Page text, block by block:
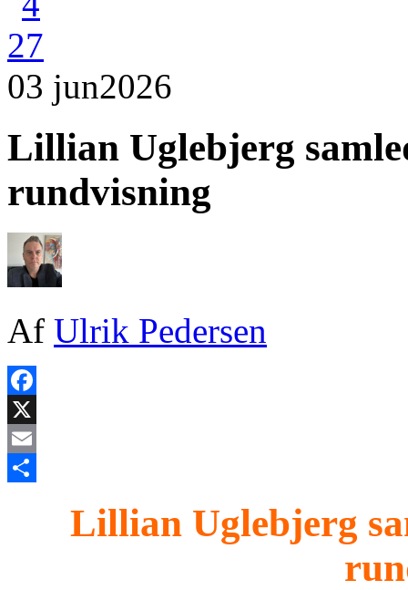
03 jun2026
Lillian Uglebjerg
rundvisning
Af Ulrik Pedersen
Facebook
X
Email
Lillian Uglebjerg